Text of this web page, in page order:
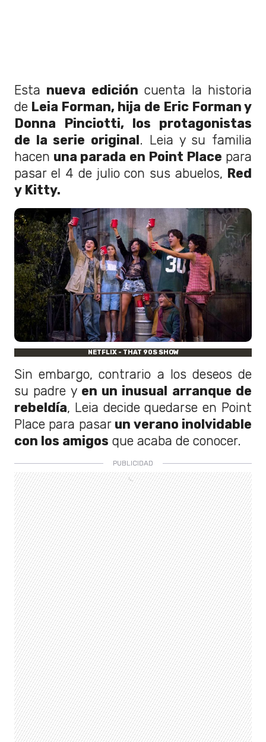
Esta nueva edición cuenta la historia
de Leia Forman, hija de Eric Forman y
Donna Pinciotti, los protagonistas
de la serie original. Leia y su familia
hacen una parada en Point Place para
pasar el 4 de julio con sus abuelos, Red
y Kitty.
NETFLIX - THAT 90S SHOW
Sin embargo, contrario a los deseos de
su padre y en un inusual arranque de
rebeldía, Leia decide quedarse en Point
Place para pasar un verano inolvidable
con los amigos que acaba de conocer.